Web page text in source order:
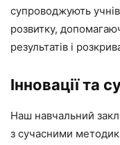
супроводжують
розвитку,
результатів і
Інновації та
Наш навчальний
з сучасними